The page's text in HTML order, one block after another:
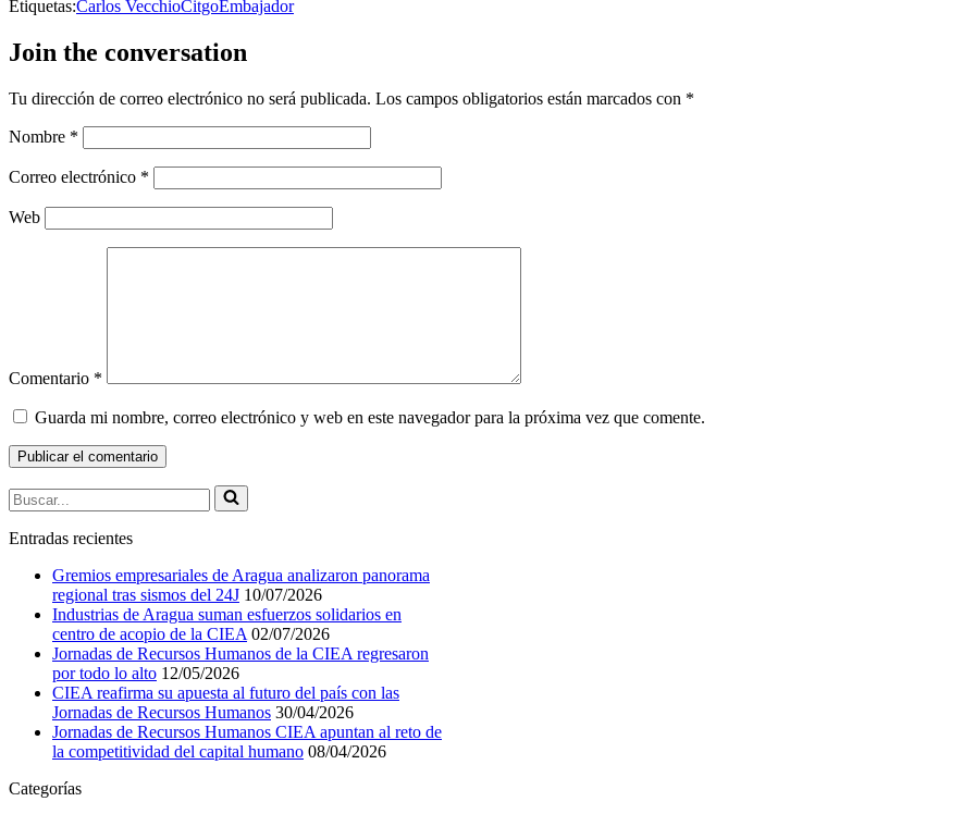
Etiquetas:Carlos VecchioCitgoEmbajador
Join the conversation
Tu dirección de correo electrónico no será publicada. Los campos obligatorios están marcados con *
Nombre *
Correo electrónico *
Web
Comentario *
Guarda mi nombre, correo electrónico y web en este navegador para la próxima vez que comente.
Buscar...
Entradas recientes
Gremios empresariales de Aragua analizaron panorama
regional tras sismos del 24J 10/07/2026
Industrias de Aragua suman esfuerzos solidarios en
centro de acopio de la CIEA 02/07/2026
Jornadas de Recursos Humanos de la CIEA regresaron
por todo lo alto 12/05/2026
CIEA reafirma su apuesta al futuro del país con las
Jornadas de Recursos Humanos 30/04/2026
Jornadas de Recursos Humanos CIEA apuntan al reto de
la competitividad del capital humano 08/04/2026
Categorías